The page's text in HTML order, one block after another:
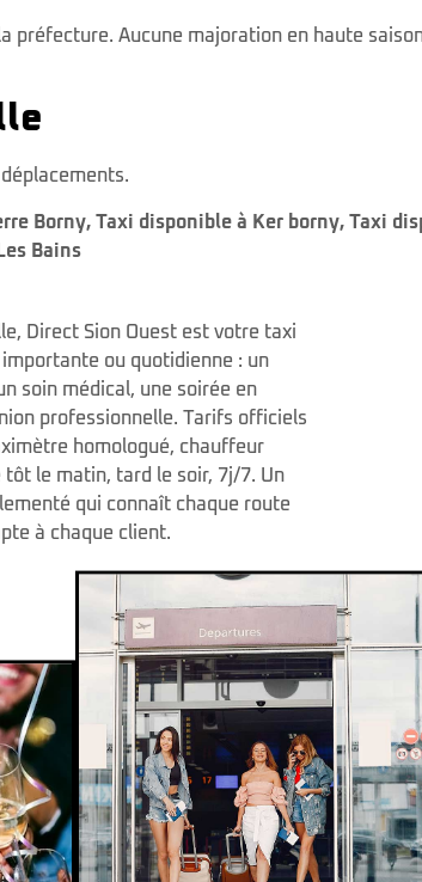
Aucune majoration en haute
Borny,Taxi disponible à Ker borny,Taxi
Bains
Direct Sion Ouest est votre taxi
ou quotidienne : un
soin médical, une soirée en
professionnelle. Tarifs officiels
homologué, chauffeur
le matin, tard le soir, 7j/7. Un
qui connaît chaque route
à chaque client.